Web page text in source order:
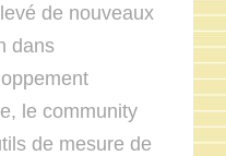
de nouveaux
dans
le community
de mesure de